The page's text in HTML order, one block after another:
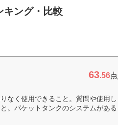
キング・比較
63.56点
なく使用できること。質問や使用し
。パケットタンクのシステムがある